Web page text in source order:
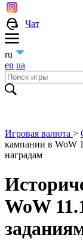
Чат
ru
en ua
Игровая валюта >
кампании в WoW
наградам
WoW